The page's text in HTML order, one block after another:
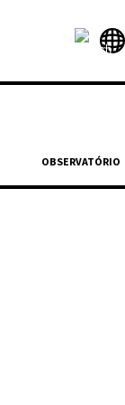
OBSERVATÓRIO